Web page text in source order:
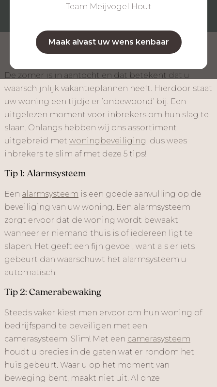
Team Meijvogel Hout
Maak alvast uw wens kenbaar
De zomer is in aantocht en dat betekent dat u
waarschijnlijk vakantieplannen heeft. Hierdoor staat
uw woning een tijdje er ‘onbewoond’ bij. Een
uitgelezen moment voor inbrekers om hun slag te
slaan. Onlangs hebben wij ons assortiment
uitgebreid met woningbeveiliging, dus wees
inbrekers te slim af met deze 5 tips!
Tip 1: Alarmsysteem
Een alarmsysteem is een goede aanvulling op de
beveiliging van uw woning. Een alarmsysteem
zorgt ervoor dat de woning wordt bewaakt
wanneer er niemand thuis is of iedereen ligt te
slapen. Het geeft een fijn gevoel, want als er iets
gebeurt dan waarschuwt het alarmsysteem u
automatisch.
Tip 2: Camerabewaking
Steeds vaker kiest men ervoor om hun woning of
bedrijfspand te beveiligen met een
camerasysteem. Slim! Met een camerasysteem
houdt u precies in de gaten wat er rondom het
huis gebeurt. Waar u op het moment van
beweging bent, maakt niet uit. Al onze